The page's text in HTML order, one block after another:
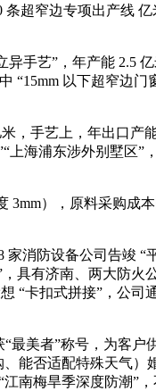
超窄边专项出产线
手艺”，年产能 2.5
“15mm 以下超窄边门
，手艺上，年出口产
上海浦东涉外别墅区”
），原料采购成
消防设备公司告竣 “
具有济南、两大防火
“卡扣式拼接”，公司
美者”称号，为客户
能否适配特殊天气）
南梅旱季深度防潮”